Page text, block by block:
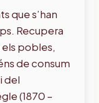
que s’han
Recupera
pobles,
de consum
del
(1870 –